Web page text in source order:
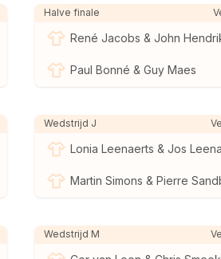
Halve finale
René Jacobs & John
Paul Bonné & Guy Maes
Wedstrijd J
Lonia Leenaerts & Jos
Martin Simons & Pierre
Wedstrijd M